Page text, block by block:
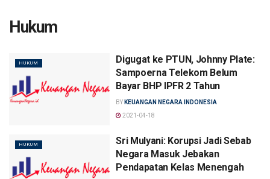
Hukum
HUKUM
Digugat ke PTUN, Johnny Plate:
Sampoerna Telekom Belum
Bayar BHP IPFR 2 Tahun
BY KEUANGAN NEGARA INDONESIA
2021-04-18
HUKUM
Sri Mulyani: Korupsi Jadi Sebab
Negara Masuk Jebakan
Pendapatan Kelas Menengah